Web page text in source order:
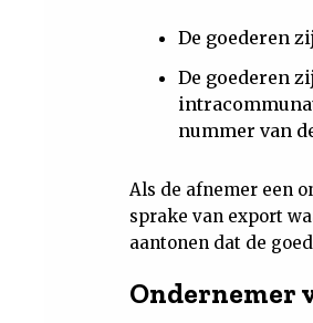
De goederen
De goederen
nummer van
Als de afnemer een
sprake van export
aantonen dat de
Ondernemer